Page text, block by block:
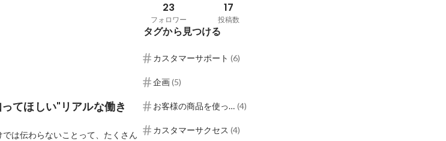
てほしい"リアルな働き
では伝わらないことって、たくさん
23
フォロワー
17
投稿数
タグから見つける
カスタマーサポート (6)
企画(5)
お客様の商品を使っ
(4)
カスタマーサクセス (4)